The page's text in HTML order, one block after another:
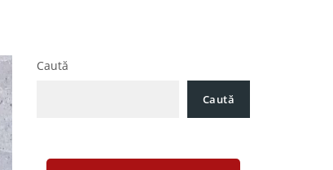
Caută
Caută